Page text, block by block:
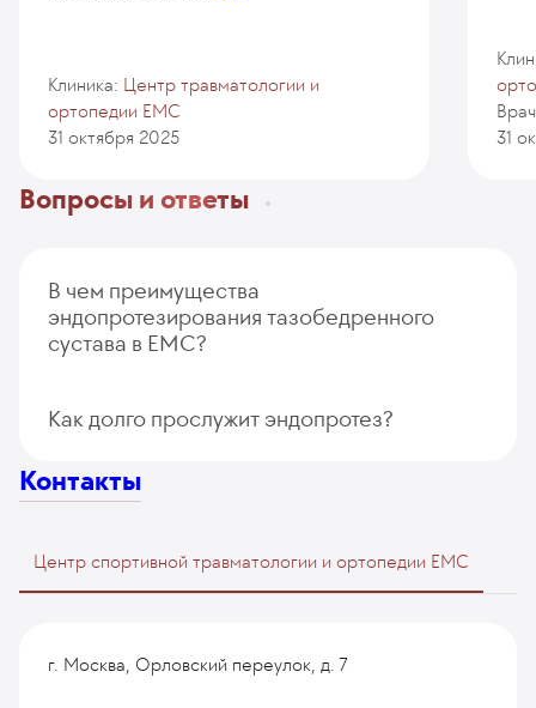
Клиника: Центр травматологии и
ортопедии EMC
31 октября 2025
31
Вопросы и ответы
В чем преимущества
эндопротезирования тазобедренного
сустава в EMC?
центра владеют новейшими техниками
повышают квалификацию, с 2009 года выполнили
более 1500 операций.
диагностики и большой выбор искусственных
суставов из металла, пластика и керамики
диагностика и индивидуальный подбор имплантатов
снижает риск осложнений, ускоряет реабилитацию.
Как долго прослужит эндопротез?
Контакты
Центр спортивной травматологии и ортопедии EMC
г. Москва, Орловский переулок, д. 7